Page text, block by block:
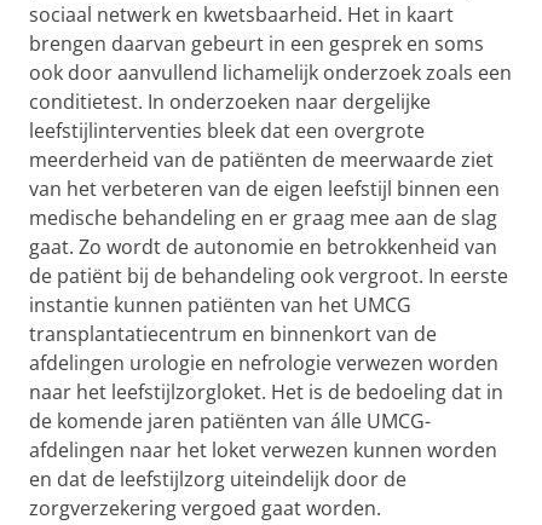
sociaal netwerk en kwetsbaarheid. Het in kaart
brengen daarvan gebeurt in een gesprek en soms
ook door aanvullend lichamelijk onderzoek zoals een
conditietest. In onderzoeken naar dergelijke
leefstijlinterventies bleek dat een overgrote
meerderheid van de patiënten de meerwaarde ziet
van het verbeteren van de eigen leefstijl binnen een
medische behandeling en er graag mee aan de slag
gaat. Zo wordt de autonomie en betrokkenheid van
de patiënt bij de behandeling ook vergroot. In eerste
instantie kunnen patiënten van het UMCG
transplantatiecentrum en binnenkort van de
afdelingen urologie en nefrologie verwezen worden
naar het leefstijlzorgloket. Het is de bedoeling dat in
de komende jaren patiënten van álle UMCG-
afdelingen naar het loket verwezen kunnen worden
en dat de leefstijlzorg uiteindelijk door de
zorgverzekering vergoed gaat worden.